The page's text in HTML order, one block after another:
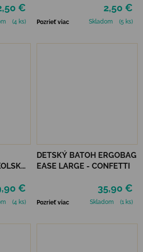
€
(4 ks)
2,50 €
Pozrieť viac Skladom (5 ks)
€
(4 ks)
DETSKÝ BATOH ERGOBAG
EASE LARGE - CONFETTI
35,90 €
Pozrieť viac Skladom (1 ks)